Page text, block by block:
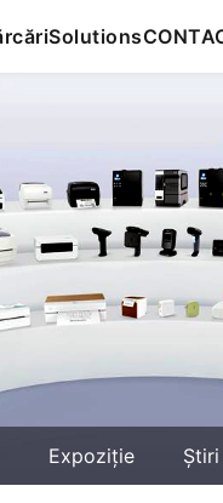
Solutions
Expoziţie Știri